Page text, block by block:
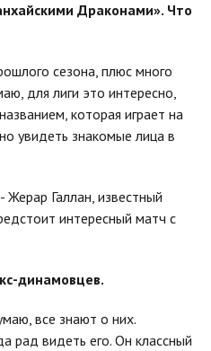
Драконами». Что
сезона, плюс много
для лиги это интересно,
которая играет на
увидеть знакомые лица в
Жерар Галлан, известный
интересный матч с
динамовцев.
все знают о них.
рад видеть его. Он классный